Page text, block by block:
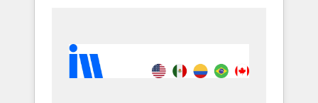
HubSpot experience 🤝HubSpot Premier
Integration partner 🤝Google Premier Partner